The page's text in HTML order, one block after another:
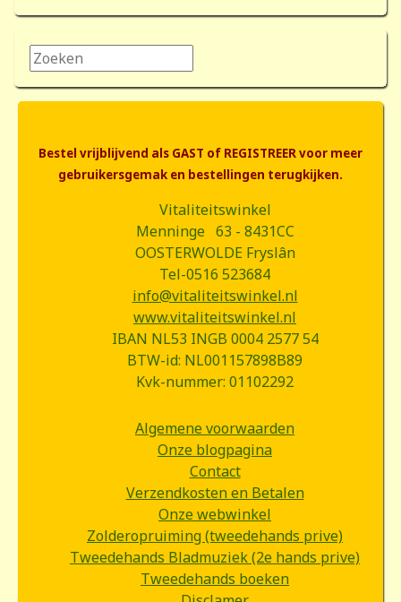
Zoeken...
Bestel vrijblijvend als GAST of REGISTREER voor meer
gebruikersgemak en bestellingen terugkijken.
Vitaliteitswinkel
Menninge 63 - 8431CC
OOSTERWOLDE Fryslân
Tel-0516 523684
info@vitaliteitswinkel.nl
www.vitaliteitswinkel.nl
IBAN NL53 INGB 0004 2577 54
BTW-id: NL001157898B89
Kvk-nummer: 01102292
Algemene voorwaarden
Onze blogpagina
Contact
Verzendkosten en Betalen
Onze webwinkel
Zolderopruiming (tweedehands prive)
Tweedehands Bladmuziek (2e hands prive)
Tweedehands boeken